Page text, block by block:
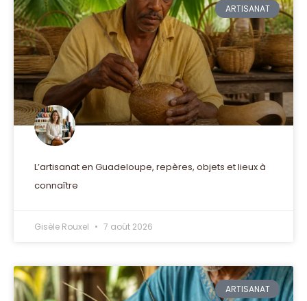
ARTISANAT
L’artisanat en Guadeloupe, repères, objets et lieux à
connaître
Gisèle Rouxel 7 août 2026
ARTISANAT